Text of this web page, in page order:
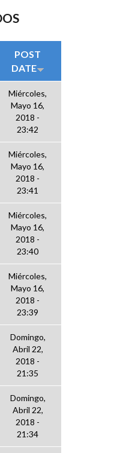
POST
DATE
Miércoles,
Mayo 16,
2018 -
23:42
Miércoles,
Mayo 16,
2018 -
23:41
Miércoles,
Mayo 16,
2018 -
23:40
Miércoles,
Mayo 16,
2018 -
23:39
Domingo,
Abril 22,
2018 -
21:35
Domingo,
Abril 22,
2018 -
21:34